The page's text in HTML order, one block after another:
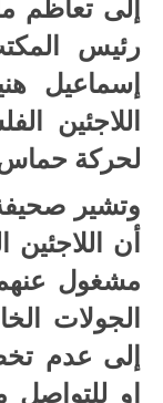
رئيس
إسماعيل
اللاجئين
لحركة حماس
وتشير
أن اللاجئين
مشغول عنهم
الجولات
إلى عدم
او